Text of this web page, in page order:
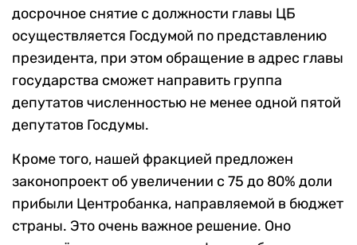
досрочное снятие с должности главы ЦБ
осуществляется Госдумой по представлению
президента, при этом обращение в адрес главы
государства сможет направить группа
депутатов численностью не менее одной пятой
депутатов Госдумы.
Кроме того, нашей фракцией предложен
законопроект об увеличении с 75 до 80% доли
прибыли Центробанка, направляемой в бюджет
страны. Это очень важное решение. Оно